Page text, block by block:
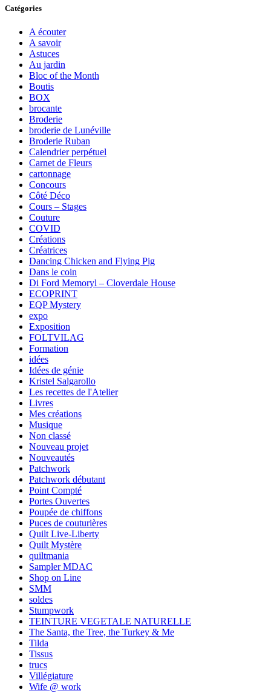
Catégories
A écouter
A savoir
Astuces
Au jardin
Bloc of the Month
Boutis
BOX
brocante
Broderie
broderie de Lunéville
Broderie Ruban
Calendrier perpétuel
Carnet de Fleurs
cartonnage
Concours
Côté Déco
Cours – Stages
Couture
COVID
Créations
Créatrices
Dancing Chicken and Flying Pig
Dans le coin
Di Ford Memoryl – Cloverdale House
ECOPRINT
EQP Mystery
expo
Exposition
FOLTVILAG
Formation
idées
Idées de génie
Kristel Salgarollo
Les recettes de l'Atelier
Livres
Mes créations
Musique
Non classé
Nouveau projet
Nouveautés
Patchwork
Patchwork débutant
Point Compté
Portes Ouvertes
Poupée de chiffons
Puces de couturières
Quilt Live-Liberty
Quilt Mystère
quiltmania
Sampler MDAC
Shop on Line
SMM
soldes
Stumpwork
TEINTURE VEGETALE NATURELLE
The Santa, the Tree, the Turkey & Me
Tilda
Tissus
trucs
Villégiature
Wife @ work